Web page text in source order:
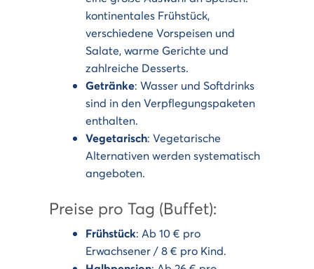
kontinentales Frühstück,
verschiedene Vorspeisen und
Salate, warme Gerichte und
zahlreiche Desserts.
Getränke: Wasser und Softdrinks
sind in den Verpflegungspaketen
enthalten.
Vegetarisch: Vegetarische
Alternativen werden systematisch
angeboten.
Preise pro Tag (Buffet):
Frühstück: Ab 10 € pro
Erwachsener / 8 € pro Kind.